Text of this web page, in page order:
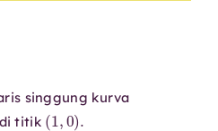
singgung kurva
titik
(1, 0).